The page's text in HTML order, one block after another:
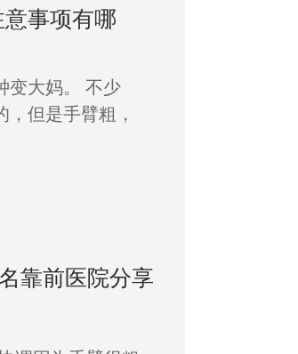
意事项有哪
变大妈。 不少
但是手臂粗，
靠前医院分享